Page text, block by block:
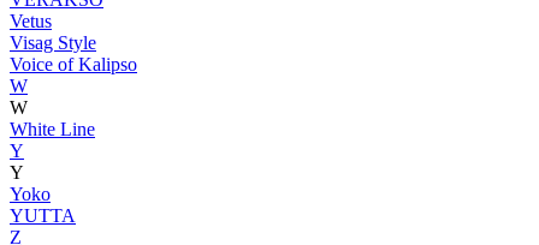
Vetus
Visag Style
Voice of Kalipso
W
W
White Line
Y
Y
Yoko
YUTTA
Z